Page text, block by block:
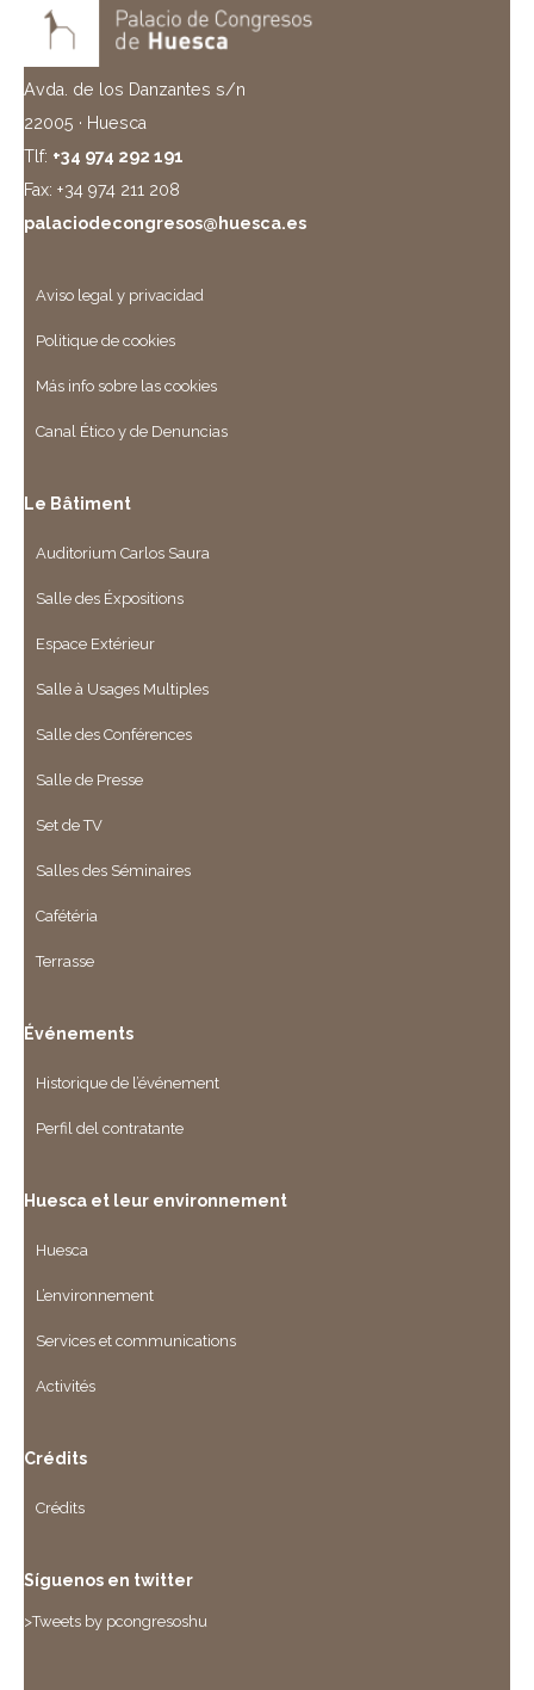
Avda. de los Danzantes s/n
22005 · Huesca
Tlf: +34 974 292 191
Fax: +34 974 211 208
palaciodecongresos@huesca.es
Aviso legal y privacidad
Politique de cookies
Más info sobre las cookies
Canal Ético y de Denuncias
Le Bâtiment
Auditorium Carlos Saura
Salle des Éxpositions
Espace Extérieur
Salle à Usages Multiples
Salle des Conférences
Salle de Presse
Set de TV
Salles des Séminaires
Cafétéria
Terrasse
Événements
Historique de l’événement
Perfil del contratante
Huesca et leur environnement
Huesca
L’environnement
Services et communications
Activités
Crédits
Crédits
Síguenos en twitter
>Tweets by pcongresoshu